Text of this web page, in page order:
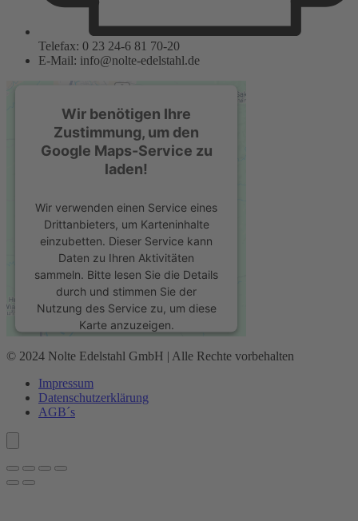
Telefax: 0 23 24-6 81 70-20
E-Mail: info@nolte-edelstahl.de
Wir benötigen Ihre
Zustimmung, um den
Google Maps-Service zu
laden!
Wir verwenden einen Service eines
Drittanbieters, um Karteninhalte
einzubetten. Dieser Service kann
Daten zu Ihren Aktivitäten
sammeln. Bitte lesen Sie die Details
durch und stimmen Sie der
Nutzung des Service zu, um diese
Karte anzuzeigen.
Mehr Informationen
Akzeptieren
© 2024 Nolte Edelstahl GmbH | Alle Rechte vorbehalten
Impressum
Datenschutz­erklärung
AGB´s